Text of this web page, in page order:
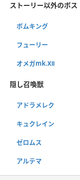
ストーリー以外のボス
ボムキング
フューリー
オメガmk.Ⅻ
隠し召喚獣
アドラメレク
キュクレイン
ゼロムス
アルテマ